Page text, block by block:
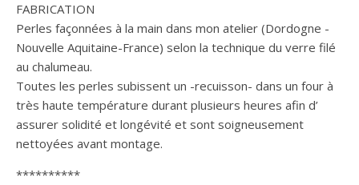
FABRICATION
Perles façonnées à la main dans mon atelier (Dordogne -
Nouvelle Aquitaine-France) selon la technique du verre filé
au chalumeau.
Toutes les perles subissent un -recuisson- dans un four à
très haute température durant plusieurs heures afin d’
assurer solidité et longévité et sont soigneusement
nettoyées avant montage.
**********